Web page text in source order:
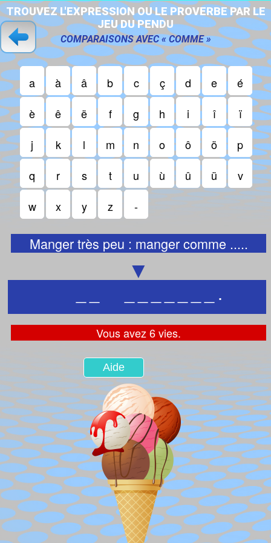
TROUVEZL'EXPRESSIONOULE PROVERBEPAR LE
JEUDUPENDU
COMPARAISONS AVEC « COMME »
a à â b c ç d e
é
è
ê ë f g h i î
ï
j
k l m n o ô ö
p
q
r s t u ù û ü
v
w
x y z -
Manger très peu : manger comme .....
▼
.
Vous avez 6 vies.
Aide